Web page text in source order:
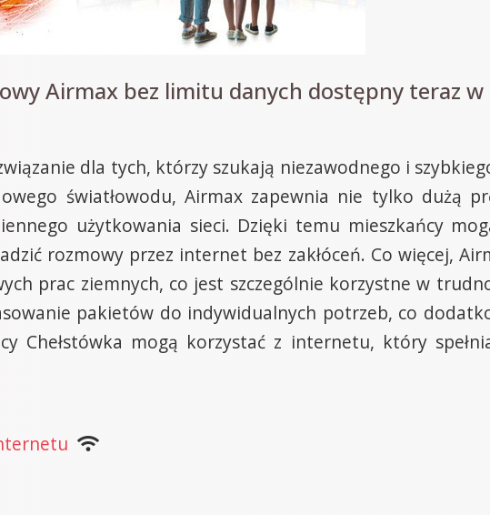
Airmax bez limitu danych dostępny teraz w
dla tych, którzy szukają niezawodnego i
światłowodu, Airmax zapewnia nie tylko dużą
użytkowania sieci. Dzięki temu mieszkańcy
rozmowy przez internet bez zakłóceń. Co więcej,
prac ziemnych, co jest szczególnie korzystne w
pakietów do indywidualnych potrzeb, co
Chełstówka mogą korzystać z internetu, który